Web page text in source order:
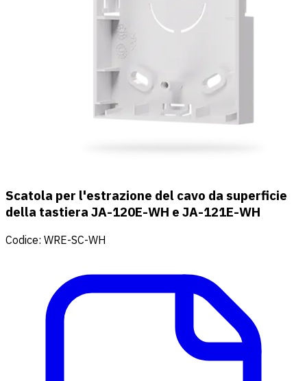
Scatola per l'estrazione del cavo da superficie
della tastiera JA-120E-WH e JA-121E-WH
Codice: WRE-SC-WH